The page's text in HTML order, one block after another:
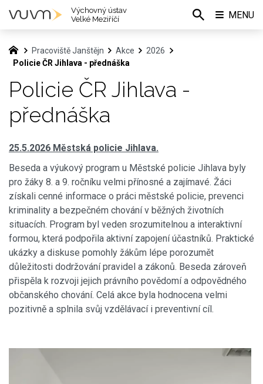
Pracoviště Janštějn Akce
2026
Policie ČR Jihlava - přednáška
Policie ČR Jihlava -
přednáška
25.5.2026 Městská policie Jihlava.
Beseda a výukový program u Městské policie Jihlava byly
pro žáky 8. a 9. ročníku velmi přínosné a zajímavé. Žáci
získali cenné informace o práci městské policie, prevenci
kriminality a bezpečném chování v běžných životních
situacích. Program byl veden srozumitelnou a interaktivní
formou, která podpořila aktivní zapojení účastníků. Praktické
ukázky a diskuse pomohly žákům lépe porozumět
důležitosti dodržování pravidel a zákonů. Beseda zároveň
přispěla k rozvoji jejich právního povědomí a odpovědného
občanského chování. Celá akce byla hodnocena velmi
pozitivně a splnila svůj vzdělávací i preventivní cíl.
Výchovný ústav
Velké Meziříčí
MENU